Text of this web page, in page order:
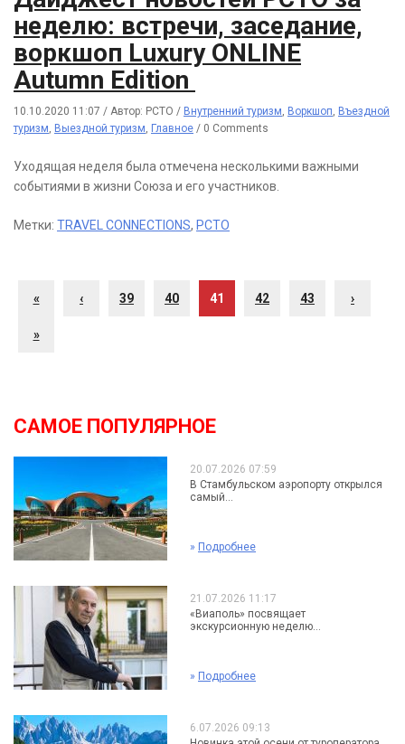
неделю: встречи, заседание,
воркшоп Luxury ONLINE
Autumn Edition
10.10.2020 11:07 / Автор: РСТО / Внутренний туризм, Воркшоп, Въездной
туризм, Выездной туризм, Главное / 0 Comments
Уходящая неделя была отмечена несколькими важными
событиями в жизни Союза и его участников.
Метки: TRAVEL CONNECTIONS, РСТО
« ‹ 39 40 41 42 43 ›
»
САМОЕ ПОПУЛЯРНОЕ
20.07.2026 07:59
В Стамбульском аэропорту открылся
самый...
» Подробнее
21.07.2026 11:17
«Виаполь» посвящает
экскурсионную неделю...
» Подробнее
6.07.2026 09:13